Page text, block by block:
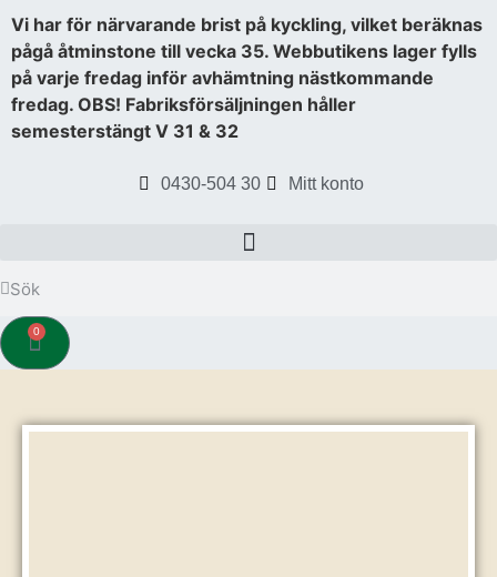
Vi har för närvarande brist på kyckling, vilket beräknas
pågå åtminstone till vecka 35. Webbutikens lager fylls
på varje fredag inför avhämtning nästkommande
fredag. OBS! Fabriksförsäljningen håller
semesterstängt V 31 & 32
0430-504 30 Mitt konto
0